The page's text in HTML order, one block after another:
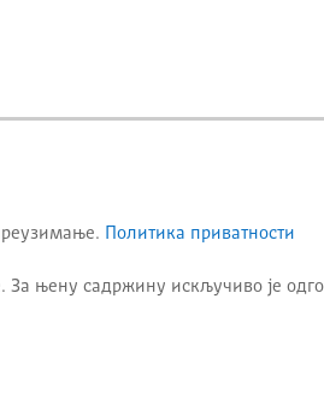
Политика приватности
За њену садржину искључиво је